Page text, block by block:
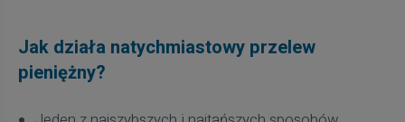
Jak działa natychmiastowy przelew
pieniężny?